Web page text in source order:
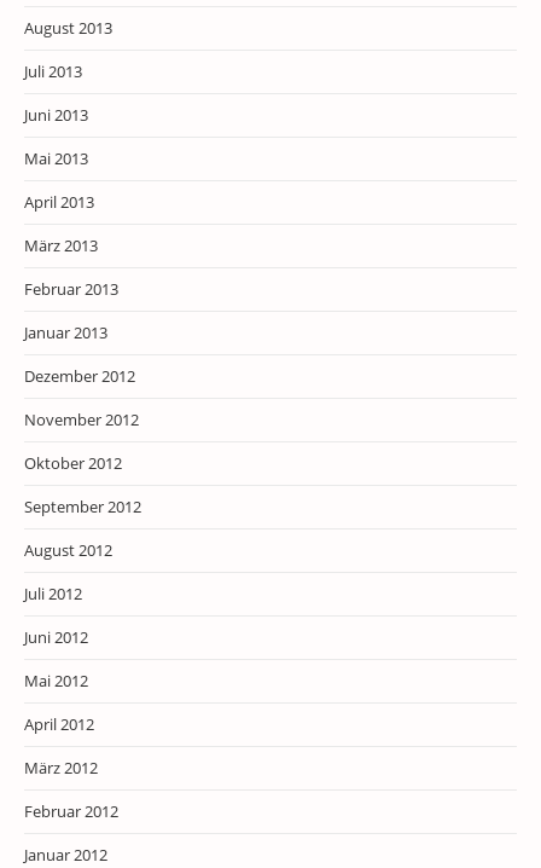
August 2013
Juli 2013
Juni 2013
Mai 2013
April 2013
März 2013
Februar 2013
Januar 2013
Dezember 2012
November 2012
Oktober 2012
September 2012
August 2012
Juli 2012
Juni 2012
Mai 2012
April 2012
März 2012
Februar 2012
Januar 2012